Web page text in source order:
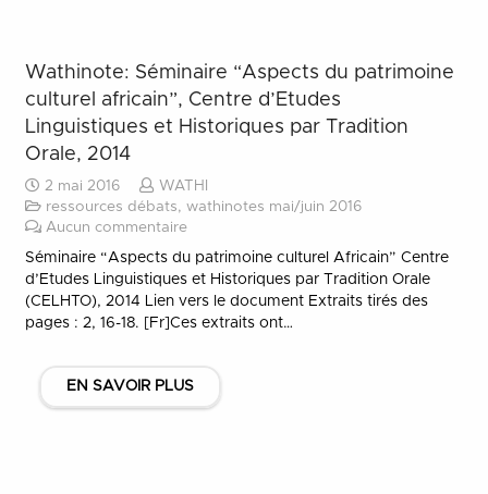
Wathinote: Séminaire “Aspects du patrimoine
culturel africain”, Centre d’Etudes
Linguistiques et Historiques par Tradition
Orale, 2014
2 mai 2016
WATHI
ressources débats, wathinotes mai/juin 2016
Aucun commentaire
Séminaire “Aspects du patrimoine culturel Africain” Centre
d’Etudes Linguistiques et Historiques par Tradition Orale
(CELHTO), 2014 Lien vers le document Extraits tirés des
pages : 2, 16-18. [Fr]Ces extraits ont…
EN SAVOIR PLUS